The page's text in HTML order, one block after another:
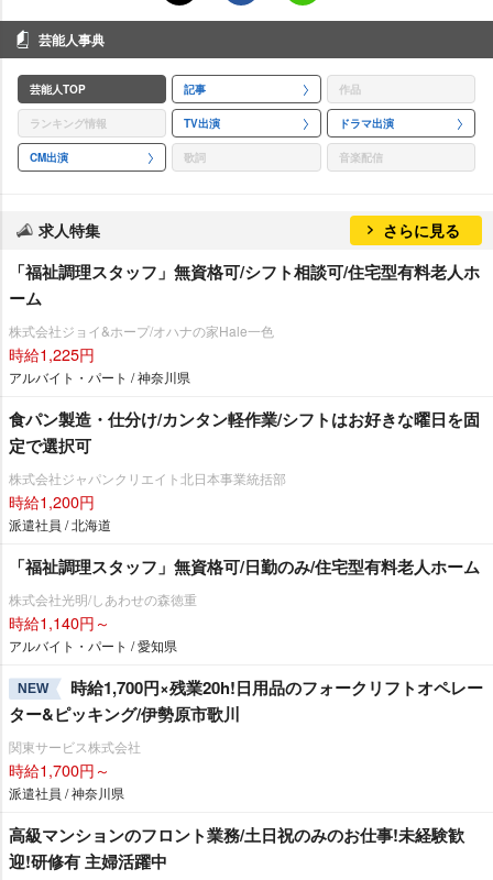
芸能人事典
芸能人TOP 記事 作品
ランキング情報 TV出演 ドラマ出演
CM出演 歌詞 音楽配信
求人特集 さらに見る
「福祉調理スタッフ」無資格可/シフト相談可/住宅型有料老人ホ
ーム
株式会社ジョイ&ホープ/オハナの家Hale一色
時給1,225円
アルバイト・パート / 神奈川県
食パン製造・仕分け/カンタン軽作業/シフトはお好きな曜日を固
定で選択可
株式会社ジャパンクリエイト北日本事業統括部
時給1,200円
派遣社員 / 北海道
「福祉調理スタッフ」無資格可/日勤のみ/住宅型有料老人ホーム
株式会社光明/しあわせの森徳重
時給1,140円～
アルバイト・パート / 愛知県
NEW
時給1,700円×残業20h!日用品のフォークリフトオペレー
ター&ピッキング/伊勢原市歌川
関東サービス株式会社
時給1,700円～
派遣社員 / 神奈川県
⾼級マンションのフロント業務/土日祝のみのお仕事!未経験歓
迎!研修有 主婦活躍中